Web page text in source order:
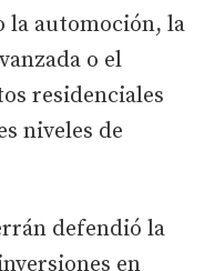
la automoción, la
o el
residenciales
niveles de
defendió la
en